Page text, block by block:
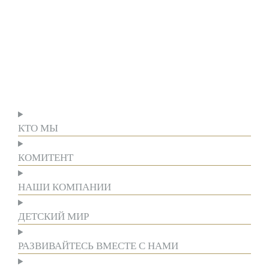
КТО МЫ
КОМИТЕНТ
НАШИ КОМПАНИИ
ДЕТСКИЙ МИР
РАЗВИВАЙТЕСЬ ВМЕСТЕ С НАМИ